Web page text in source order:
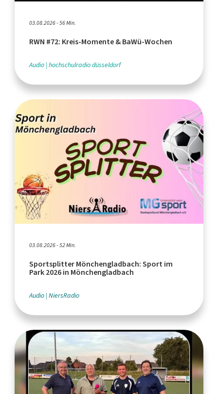
03.08.2026 - 56 Min.
RWN #72: Kreis-Momente & BaWü-Wochen
Audio hochschulradio düsseldorf
03.08.2026 - 52 Min.
Sportsplitter Mönchengladbach: Sport im
Park 2026 in Mönchengladbach
Audio NiersRadio